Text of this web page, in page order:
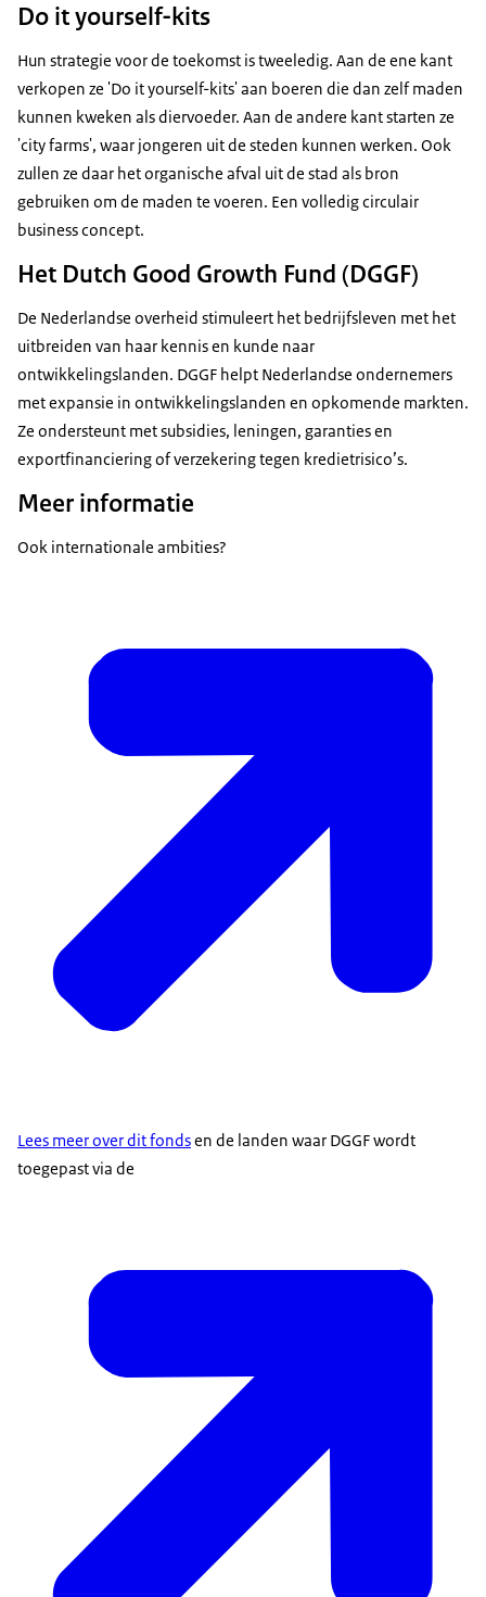
Do it yourself-kits
Hun strategie voor de toekomst is tweeledig. Aan de ene kant
verkopen ze 'Do it yourself-kits' aan boeren die dan zelf maden
kunnen kweken als diervoeder. Aan de andere kant starten ze
'city farms', waar jongeren uit de steden kunnen werken. Ook
zullen ze daar het organische afval uit de stad als bron
gebruiken om de maden te voeren. Een volledig circulair
business concept.
Het Dutch Good Growth Fund (DGGF)
De Nederlandse overheid stimuleert het bedrijfsleven met het
uitbreiden van haar kennis en kunde naar
ontwikkelingslanden. DGGF helpt Nederlandse ondernemers
met expansie in ontwikkelingslanden en opkomende markten.
Ze ondersteunt met subsidies, leningen, garanties en
exportfinanciering of verzekering tegen kredietrisico’s.
Meer informatie
Ook internationale ambities?
Lees meer over dit fondsen de landen waar DGGF wordt
toegepast via de